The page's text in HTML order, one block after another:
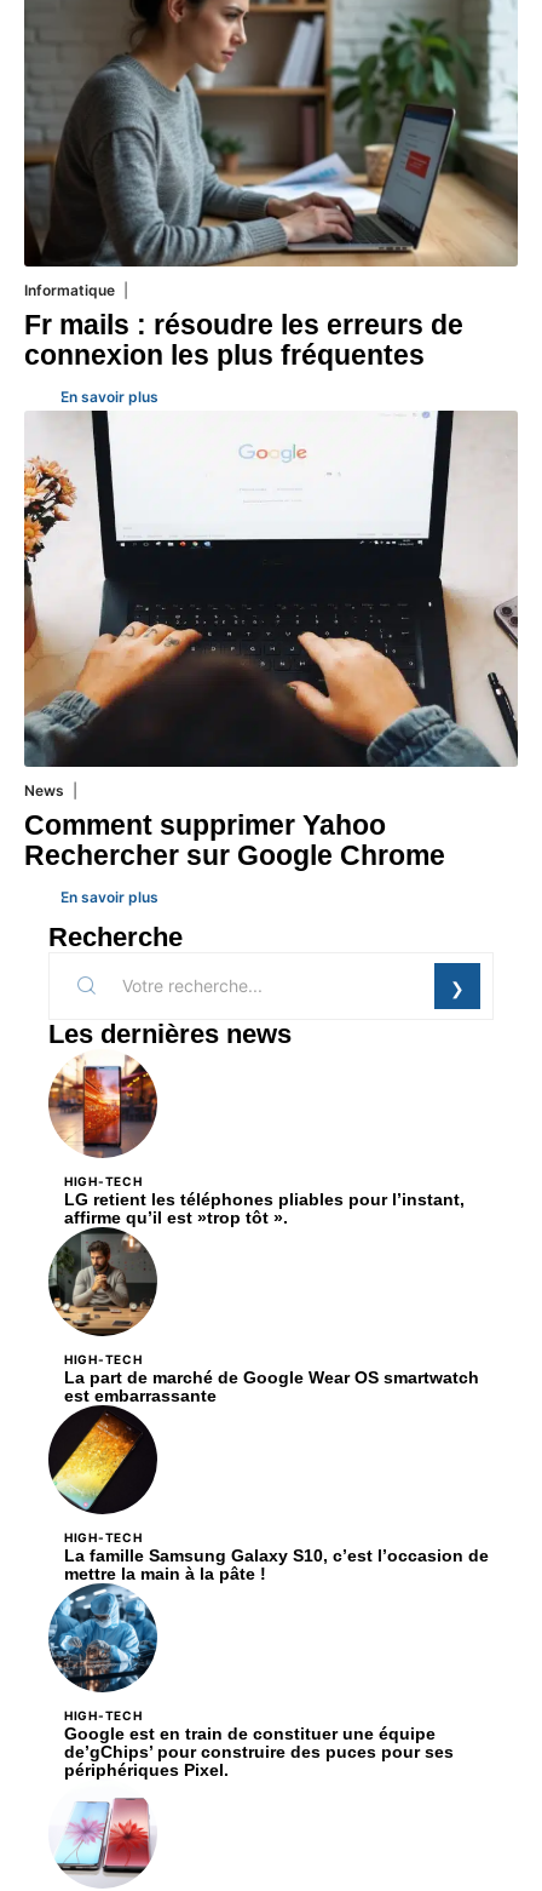
Informatique
Fr mails : résoudre les erreurs de
connexion les plus fréquentes
En savoir plus
News
Comment supprimer Yahoo
Rechercher sur Google Chrome
En savoir plus
Recherche
Les dernières news
HIGH-TECH
LG retient les téléphones pliables pour l’instant,
affirme qu’il est »trop tôt ».
HIGH-TECH
La part de marché de Google Wear OS smartwatch
est embarrassante
HIGH-TECH
La famille Samsung Galaxy S10, c’est l’occasion de
mettre la main à la pâte !
HIGH-TECH
Google est en train de constituer une équipe
de’gChips’ pour construire des puces pour ses
périphériques Pixel.